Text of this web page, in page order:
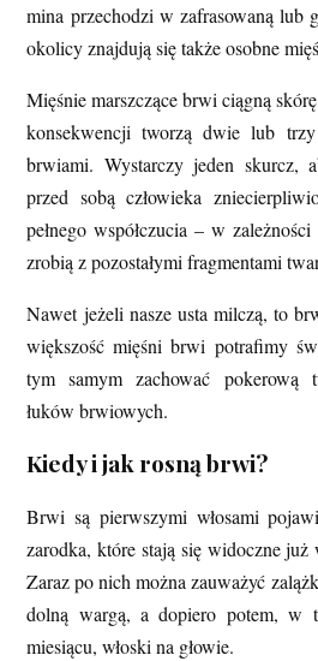
mina przechodzi w zafrasowaną lub
okolicy znajdują się także osobne
Mięśnie marszczące brwi ciągną
konsekwencji tworzą dwie lub
brwiami. Wystarczy jeden skurcz,
przed sobą człowieka
pełnego współczucia – w
zrobią z pozostałymi fragmentami
Nawet jeżeli nasze usta milczą, to
większość mięśni brwi potrafimy
tym samym zachować pokerową
łuków brwiowych.
Kiedy i jak rosną brwi?
Brwi są pierwszymi włosami
zarodka, które stają się widoczne
Zaraz po nich można zauważyć
dolną wargą, a dopiero potem, w
miesiącu, włoski na głowie.